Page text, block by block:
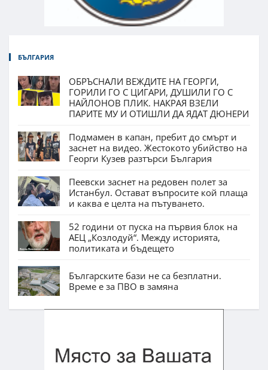
БЪЛГАРИЯ
ОБРЪСНАЛИ ВЕЖДИТЕ НА ГЕОРГИ,
ГОРИЛИ ГО С ЦИГАРИ, ДУШИЛИ ГО С
НАЙЛОНОВ ПЛИК. НАКРАЯ ВЗЕЛИ
ПАРИТЕ МУ И ОТИШЛИ ДА ЯДАТ ДЮНЕРИ
Подмамен в капан, пребит до смърт и
заснет на видео. Жестокото убийство на
Георги Кузев разтърси България
Пеевски заснет на редовен полет за
Истанбул. Остават въпросите кой плаща
и каква е целта на пътуването.
52 години от пуска на първия блок на
АЕЦ „Козлодуй“. Между историята,
политиката и бъдещето
Българските бази не са безплатни.
Време е за ПВО в замяна